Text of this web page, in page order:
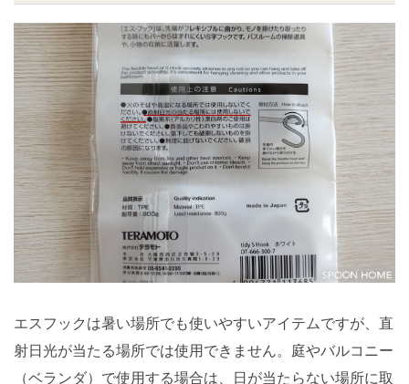
エスフックは暑い場所でも使いやすいアイテムですが、直
射日光が当たる場所では使用できません。庭やバルコニー
（ベランダ）で使用する場合は、日が当たらない場所に取